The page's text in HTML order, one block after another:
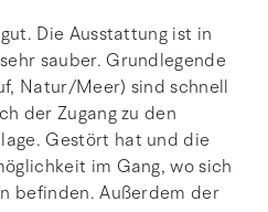
Die Ausstattung ist in
sauber. Grundlegende
Natur/Meer) sind schnell
der Zugang zu den
Gestört hat und die
im Gang, wo sich
befinden. Außerdem der